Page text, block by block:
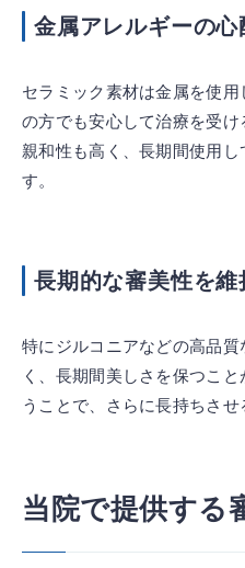
金属アレルギーの心
セラミック素材は金属を使
の方でも安心して治療を受
親和性も高く、長期間使用
す。
長期的な審美性を維
特にジルコニアなどの高品
く、長期間美しさを保つこ
うことで、さらに長持ちさせ
当院で提供する